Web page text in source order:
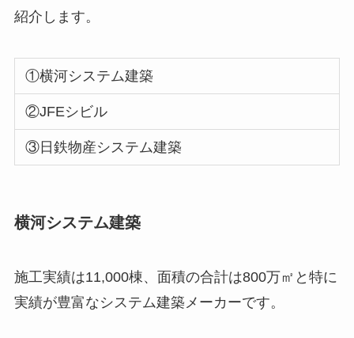
紹介します。
①横河システム建築
②JFEシビル
③日鉄物産システム建築
横河システム建築
施工実績は11,000棟、面積の合計は800万㎡と特に
実績が豊富なシステム建築メーカーです。